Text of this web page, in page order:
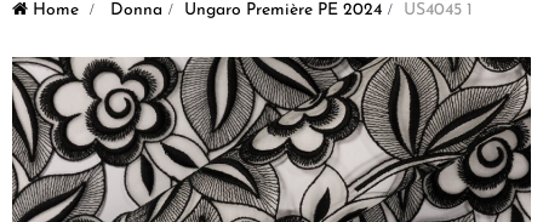
Home > Donna > Ungaro Première PE 2024 > US4045 1